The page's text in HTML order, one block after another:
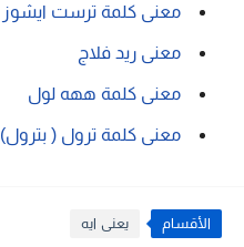
معنى كلمة ترست ايشوز
معنى ريد فلاج
معنى كلمة ههه لول
معنى كلمة ترول ( بترول)
الأقسام يعنى ايه